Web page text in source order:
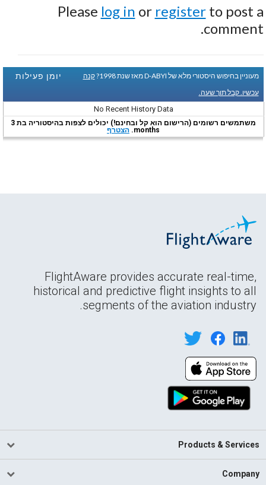
Please log in or registerto post a
comment.
יומן פעילות מעוניין בחיפוש היסטורי מלא של D-ABYI מאז שנת 1998?
קנה
עכשיו. קבל תוך שעה.
No Recent History Data
משתמשים רשומים (הרישום הוא קל ובחינם!) יכולים לצפות בהיסטוריה בת 3
months. הצטרף
FlightAware provides accurate real-time,
historical and predictive flight insights to all
segments of the aviation industry.
Products & Services
Company